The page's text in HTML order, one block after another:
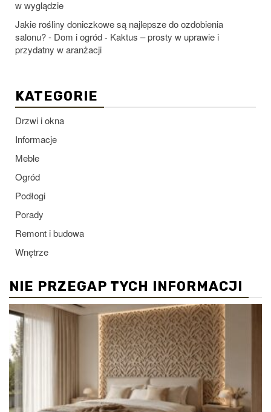
w wyglądzie
Jakie rośliny doniczkowe są najlepsze do ozdobienia
salonu? - Dom i ogród - Kaktus – prosty w uprawie i
przydatny w aranżacji
KATEGORIE
Drzwi i okna
Informacje
Meble
Ogród
Podłogi
Porady
Remont i budowa
Wnętrze
NIE PRZEGAP TYCH INFORMACJI